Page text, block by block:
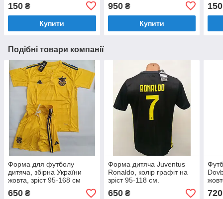
150 ₴
Купити
950₴
Купити
150
Подібні товари компанії
Форма для футболу
дитяча, збірна України
жовта, зріст 95-168 см
650 ₴
Форма дитяча Juventus
Ronaldo, колір графіт на
зріст 95-118 см.
650₴ 720